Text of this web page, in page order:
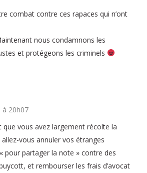
combat contre ces rapaces qui n’ont
nous condamnons les
et protégeons les criminels
à 20h07
vous avez largement récolte la
vous annuler vos étranges
pour partager la note » contre des
et rembourser les frais d’avocat